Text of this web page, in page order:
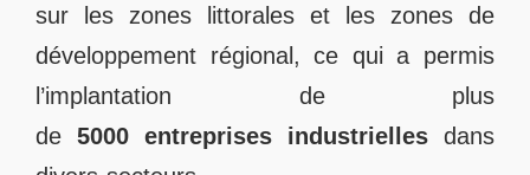
sur les zones littorales et les zones de
développement régional, ce qui a permis
l’implantation de plus
de 5000 entreprises industrielles dans